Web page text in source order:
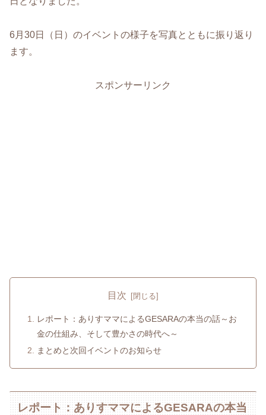
6月30日（日）のイベントの様子を写真とともに振り返り
ます。
スポンサーリンク
目次
レポート：ありすママによるGESARAの本当の話～お
金の仕組み、そして豊かさの時代へ～
まとめと次回イベントのお知らせ
レポート：ありすママによるGESARAの本当